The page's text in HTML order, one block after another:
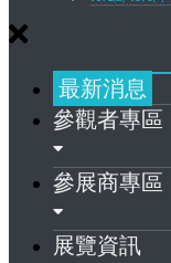
最新消息
參觀者專區
參展商專區
展覽資訊